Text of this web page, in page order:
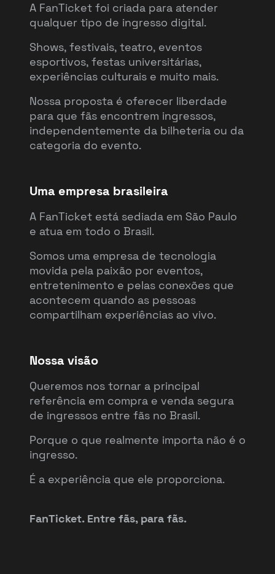
A FanTicket foi criada para atender
qualquer tipo de ingresso digital.
Shows, festivais, teatro, eventos
esportivos, festas universitárias,
experiências culturais e muito mais.
Nossa proposta é oferecer liberdade
para que fãs encontrem ingressos,
independentemente da bilheteria ou da
categoria do evento.
Uma empresa brasileira
A FanTicket está sediada em São Paulo
e atua em todo o Brasil.
Somos uma empresa de tecnologia
movida pela paixão por eventos,
entretenimento e pelas conexões que
acontecem quando as pessoas
compartilham experiências ao vivo.
Nossa visão
Queremos nos tornar a principal
referência em compra e venda segura
de ingressos entre fãs no Brasil.
Porque o que realmente importa não é o
ingresso.
É a experiência que ele proporciona.
FanTicket. Entre fãs, para fãs.